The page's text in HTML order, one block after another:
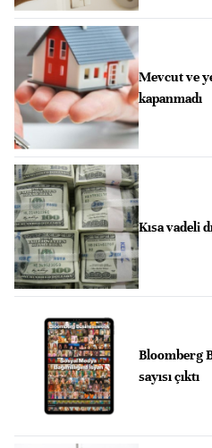
Mevcut ve
kapanmadı
Kısa vadeli
Bloomberg
sayısı çıktı